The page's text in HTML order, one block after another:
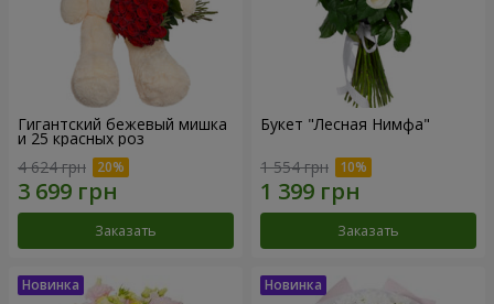
Гигантский бежевый мишка
и 25 красных роз
4 624 грн
Заказать
Букет "Лесная Нимфа"
1 554 грн
Заказать